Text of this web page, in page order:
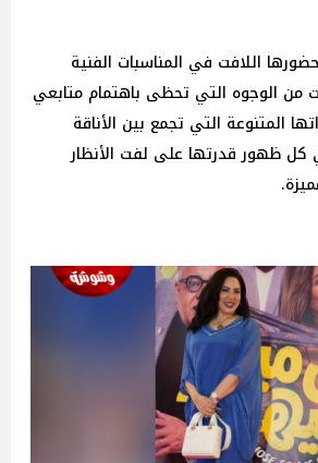
اللافت في المناسبات الفنية
من الوجوه التي تحظى باهتمام متابعي
المتنوعة التي تجمع بين الأناقة
كل ظهور قدرتها على لفت الأنظار